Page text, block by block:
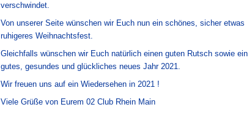
verschwindet.
Von unserer Seite wünschen wir Euch nun ein schönes, sicher etwas
ruhigeres Weihnachtsfest.
Gleichfalls wünschen wir Euch natürlich einen guten Rutsch sowie ein
gutes, gesundes und glückliches neues Jahr 2021.
Wir freuen uns auf ein Wiedersehen in 2021 !
Viele Grüße von Eurem 02 Club Rhein Main